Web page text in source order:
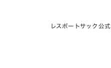
レスポートサック公